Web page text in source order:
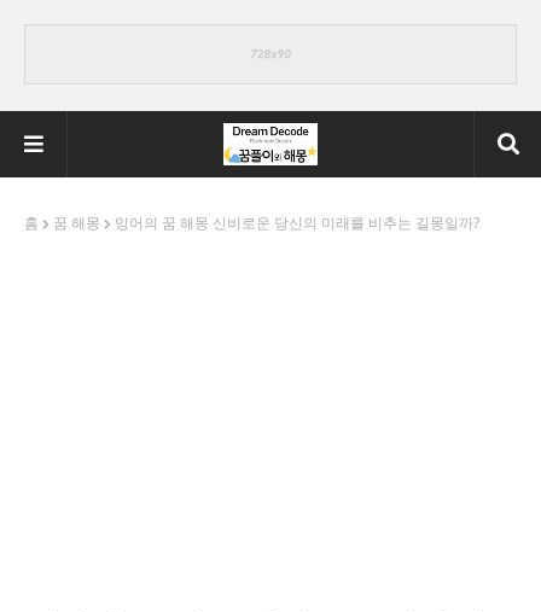
홈 꿈 해몽 잉어의 꿈 해몽 신비로운 당신의 미래를 비추는 길몽일까?